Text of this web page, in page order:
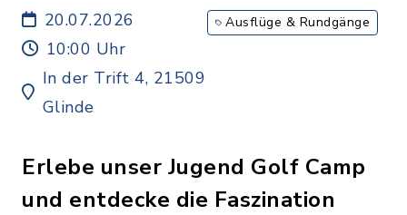
Jugendliche bis 18 Jahre
20.07.2026
10:00 Uhr
In der Trift 4, 21509
Glinde
Ausflüge & Rundgänge
Erlebe unser Jugend Golf Camp
und entdecke die Faszination